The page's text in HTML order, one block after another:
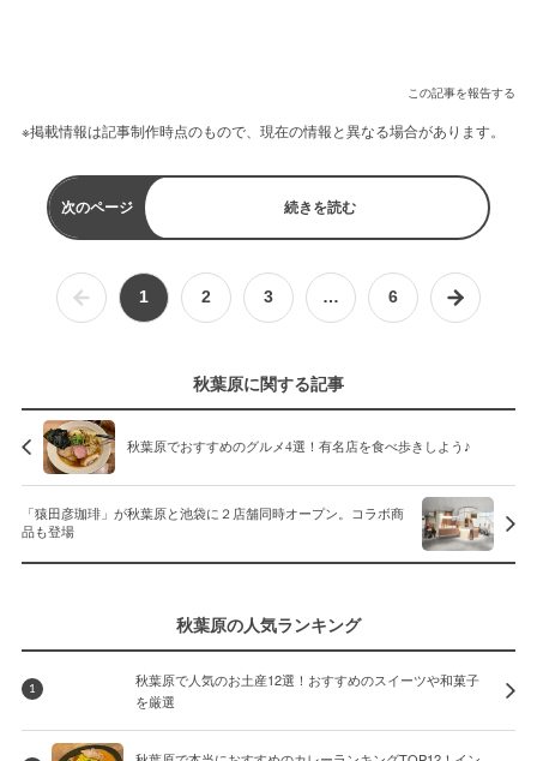
この記事を報告する
※掲載情報は記事制作時点のもので、現在の情報と異なる場合があります。
次のページ 続きを読む
1 2 3 … 6
秋葉原に関する記事
秋葉原でおすすめのグルメ4選！有名店を食べ歩きしよう♪
「猿田彦珈琲」が秋葉原と池袋に２店舗同時オープン。コラボ商
品も登場
秋葉原の人気ランキング
1
秋葉原で人気のお土産12選！おすすめのスイーツや和菓子
を厳選